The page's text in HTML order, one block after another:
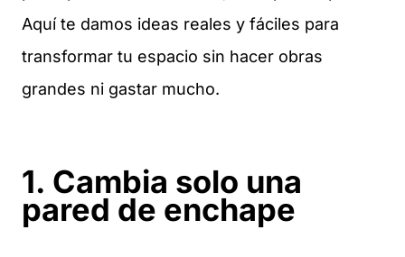
Aquí te damos ideas reales y fáciles para
transformar tu espacio sin hacer obras
grandes ni gastar mucho.
1. Cambia solo una
pared de enchape